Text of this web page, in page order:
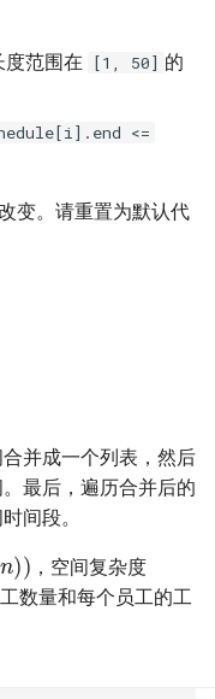
度范围在 [1, 50] 的
<=
变。请重置为默认代
并成一个列表，然后
最后，遍历合并后的
间段。
，空间复杂度
数量和每个员工的工